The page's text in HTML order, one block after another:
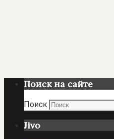
Поиск на сайте
Поиск
Jivo